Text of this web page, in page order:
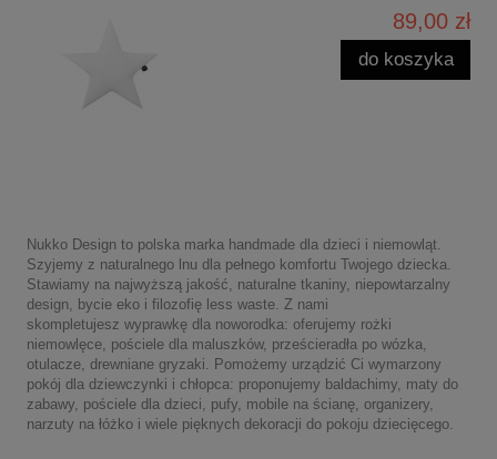
89,00 zł
do koszyka
Nukko Design to polska marka handmade dla dzieci i niemowląt.
Szyjemy z naturalnego lnu dla pełnego komfortu Twojego dziecka.
Stawiamy na najwyższą jakość, naturalne tkaniny, niepowtarzalny
design, bycie eko i filozofię less waste. Z nami
skompletujesz wyprawkę dla noworodka: oferujemy rożki
niemowlęce, pościele dla maluszków, prześcieradła po wózka,
otulacze, drewniane gryzaki. Pomożemy urządzić Ci wymarzony
pokój dla dziewczynki i chłopca: proponujemy baldachimy, maty do
zabawy, pościele dla dzieci, pufy, mobile na ścianę, organizery,
narzuty na łóżko i wiele pięknych dekoracji do pokoju dziecięcego.